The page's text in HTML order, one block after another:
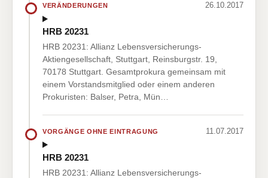
VERÄNDERUNGEN 26.10.2017
HRB 20231
HRB 20231: Allianz Lebensversicherungs-
Aktiengesellschaft, Stuttgart, Reinsburgstr. 19,
70178 Stuttgart. Gesamtprokura gemeinsam mit
einem Vorstandsmitglied oder einem anderen
Prokuristen: Balser, Petra, Mün…
VORGÄNGE OHNE EINTRAGUNG 11.07.2017
HRB 20231
HRB 20231: Allianz Lebensversicherungs-